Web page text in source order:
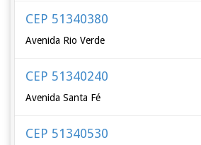
CEP 51340380
Avenida Rio Verde
CEP 51340240
Avenida Santa Fé
CEP 51340530